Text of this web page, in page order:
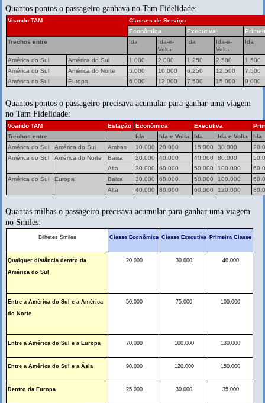
Quantos pontos o passageiro ganhava no Tam Fidelidade:
Voando TAM
Classes de Serviço
Econômica
Executiva
Trechos entre
Ida
Ida-e-
Volta
Ida
Ida-e-
Volta
Ida
América do Sul América do Sul 1.000 2.000 1.250 2.500
1.500
América do Sul
América do Norte 5.000 10.000 6.250 12.500
7.500
América do Sul
Europa 6.000 12.000 7.500 15.000 9.000
Quantos pontos o passageiro precisava acumular para ganhar uma viagem
no Tam Fidelidade:
Voando TAM Estação Econômica Executiva
Trechos entre
Ida Ida e Volta Ida Ida e Volta
Ida
América do Sul
América do Sul Ambas 10.000 20.000 15.000 30.000
América do Sul
América do Norte Baixa 20.000 40.000 40.000 80.000
Alta
30.000 60.000 50.000 100.000
América do Sul
Europa Baixa 30.000 60.000 50.000 100.000
Alta
40.000 80.000 60.000 120.000
Quantas milhas o passageiro precisava acumular para ganhar uma viagem
no Smiles:
Bilhetes Smiles Classe Econômica Classe Executiva Primeira Classe
Qualquer distância dentro da
América do Sul
20.000 30.000 40.000
Entre a América do Sul e a América
do Norte
50.000 75.000 100.000
Entre a América do Sul e a Europa 70.000 100.000 130.000
Entre a América do Sul e a Ásia 90.000 120.000 150.000
Dentro da Europa 25.000 30.000 35.000